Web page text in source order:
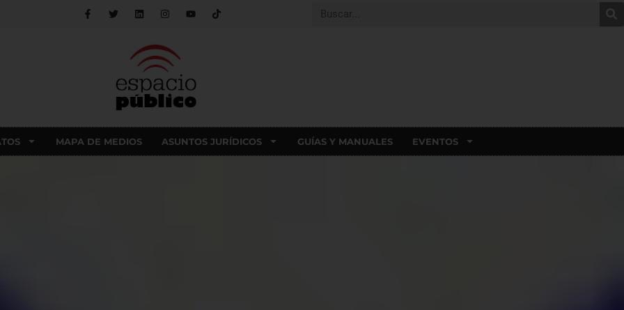
MAPA DE MEDIOS ASUNTOS JURÍDICOS GUÍAS Y MANUALES EVENTOS